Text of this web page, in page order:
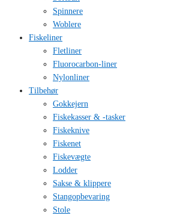
Spinnere
Woblere
Fiskeliner
Fletliner
Fluorocarbon-liner
Nylonliner
Tilbehør
Gokkejern
Fiskekasser & -tasker
Fiskeknive
Fiskenet
Fiskevægte
Lodder
Sakse & klippere
Stangopbevaring
Stole